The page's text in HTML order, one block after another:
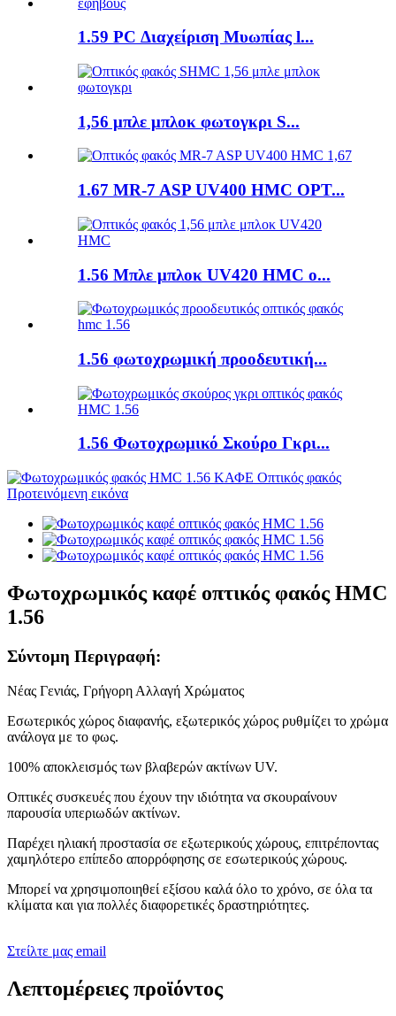
1.59 PC Διαχείριση Μυωπίας l...
1,56 μπλε μπλοκ φωτογκρι S...
1.67 MR-7 ASP UV400 HMC OPT...
1.56 Μπλε μπλοκ UV420 HMC o...
1.56 φωτοχρωμική προοδευτική...
1.56 Φωτοχρωμικό Σκούρο Γκρι...
Φωτοχρωμικός καφέ οπτικός φακός HMC
1.56
Σύντομη Περιγραφή:
Νέας Γενιάς, Γρήγορη Αλλαγή Χρώματος
Εσωτερικός χώρος διαφανής, εξωτερικός χώρος ρυθμίζει το χρώμα
ανάλογα με το φως.
100% αποκλεισμός των βλαβερών ακτίνων UV.
Οπτικές συσκευές που έχουν την ιδιότητα να σκουραίνουν
παρουσία υπεριωδών ακτίνων.
Παρέχει ηλιακή προστασία σε εξωτερικούς χώρους, επιτρέποντας
χαμηλότερο επίπεδο απορρόφησης σε εσωτερικούς χώρους.
Μπορεί να χρησιμοποιηθεί εξίσου καλά όλο το χρόνο, σε όλα τα
κλίματα και για πολλές διαφορετικές δραστηριότητες.
Στείλτε μας email
Λεπτομέρειες προϊόντος